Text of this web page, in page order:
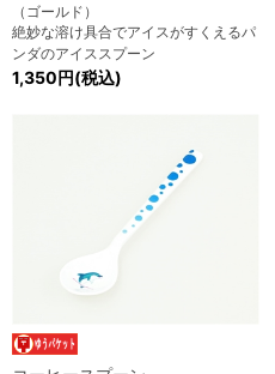
（ゴールド）
絶妙な溶け具合でアイスがすくえるパ
ンダのアイススプーン
1,350円(税込)